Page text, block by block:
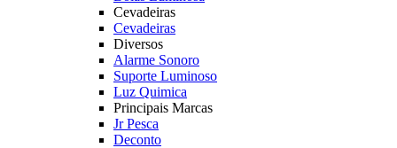
Cevadeiras
Cevadeiras
Diversos
Alarme Sonoro
Suporte Luminoso
Luz Quimica
Principais Marcas
Jr Pesca
Deconto